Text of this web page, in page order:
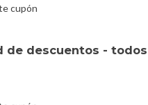
cupón
descuentos - todos